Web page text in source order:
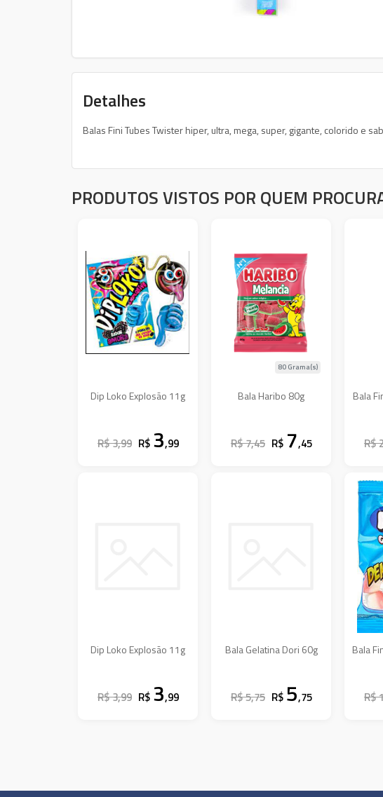
Detalhes
Balas Fini Tubes Twister hiper, ultra, mega, super, gigante, colorido e
PRODUTOS VISTOS POR QUEM
Dip Loko Explosão 11g
R$ 3,99 R$ 3,99
Bala Haribo 80g
80 Grama(s)
R$ 7,45 R$ 7,45
Bala
R$
Dip Loko Explosão 11g
R$ 3,99 R$ 3,99
Bala Gelatina Dori 60g
R$ 5,75 R$ 5,75
Bala
R$